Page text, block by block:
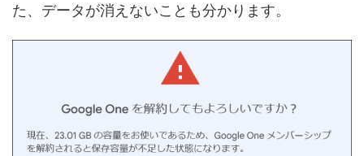
た、データが消えないことも分かります。